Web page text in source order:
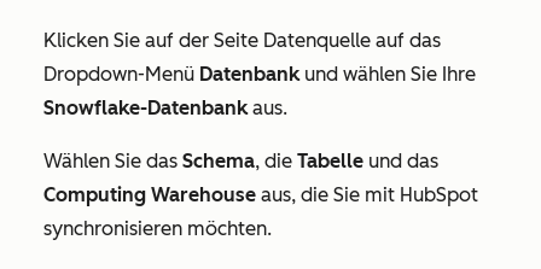
Klicken Sie auf der Seite Datenquelle auf das
Dropdown-Menü Datenbankund wählen Sie Ihre
Snowflake-Datenbankaus.
Wählen Sie das Schema, die Tabelle und das
Computing Warehouse aus, die Sie mit HubSpot
synchronisieren möchten.